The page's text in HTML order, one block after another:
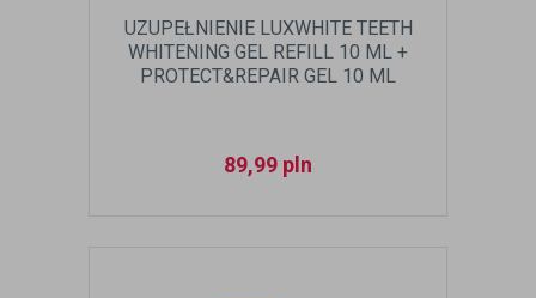
UZUPEŁNIENIE LUXWHITE TEETH
WHITENING GEL REFILL 10 ML +
PROTECT&REPAIR GEL 10 ML
89,99 pln